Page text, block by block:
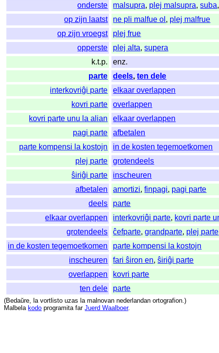
onderste
malsupra, plej malsupra,suba
op zijn laatst
ne pli malfue ol , plej malfrue
op zijn vroegst
plej frue
opperste
plej alta,supera
k.t.p.
enz.
parte
deels,ten dele
interkovriĝi parte
elkaar overlappen
kovri parte
overlappen
kovri parte unu la alian
elkaar overlappen
pagi parte
afbetalen
parte kompensi la kostojn
in de kosten tegemoetkomen
plej parte
grotendeels
ŝiriĝi parte
inscheuren
afbetalen
amortizi,finpagi, pagi parte
deels
parte
elkaar overlappen
interkovriĝi parte, kovri parte
grotendeels
ĉefparte,grandparte, plej parte
in de kosten tegemoetkomen
parte kompensi la kostojn
inscheuren
fari ŝiron en,ŝiriĝi parte
overlappen
kovri parte
ten dele
parte
(Bedaŭre, la vortlisto uzas la malnovan nederlandan ortografion.)
Malbela kodo programita far Juerd Waalboer.